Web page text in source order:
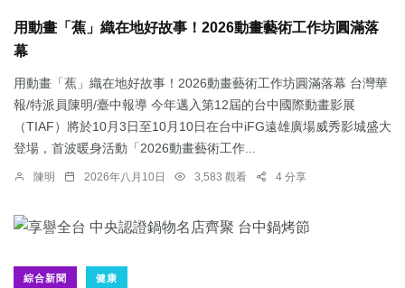
用動畫「蕉」織在地好故事！2026動畫藝術工作坊圓滿落
幕
用動畫「蕉」織在地好故事！2026動畫藝術工作坊圓滿落幕 台灣華
報/特派員陳明/臺中報導 今年邁入第12屆的台中國際動畫影展
（TIAF）將於10月3日至10月10日在台中iFG遠雄廣場威秀影城盛大
登場，首波暖身活動「2026動畫藝術工作...
陳明 2026年八月10日 3,583 觀看 4 分享
綜合新聞 健康